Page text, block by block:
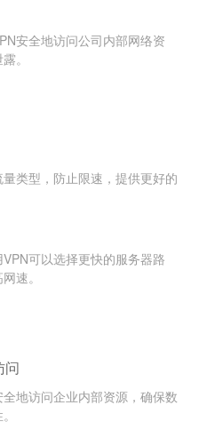
安全地访问公司内部网络资
。
类型，防止限速，提供更好的
可以选择更快的服务器路
速。
问
地访问企业内部资源，确保数